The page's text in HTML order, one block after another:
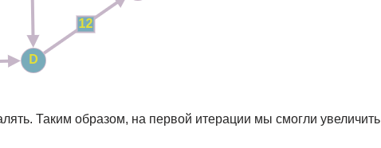
Таким образом, на первой итерации мы смогли увеличить